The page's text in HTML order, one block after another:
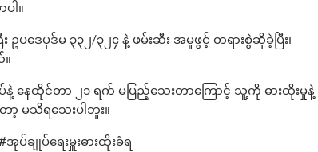
ါ။
ဒေပုဒ်မ ၃၃၂/၃၂၄ နဲ့ ဖမ်းဆီး အမှုဖွင့် တရားစွဲဆိုခဲ့ပြီး၊
နဲ့ နေထိုင်တာ ၂၁ ရက် မပြည့်သေးတာကြောင့် သူ့ကို ဓားထိုးမှုနဲ့
မသိရသေးပါဘူး။
အုပ်ချုပ်ရေးမှူးဓားထိုးခံရ